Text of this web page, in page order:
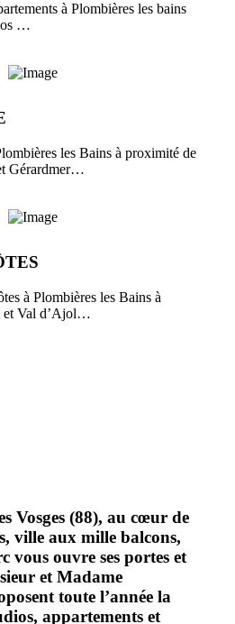
à Plombières les bains
…
les Bains à proximité de
Gérardmer…
à Plombières les Bains à
et Val d’Ajol…
Vosges (88), au cœur de
ville aux mille balcons,
vous ouvre ses portes et
et Madame
toute l’année la
appartements et